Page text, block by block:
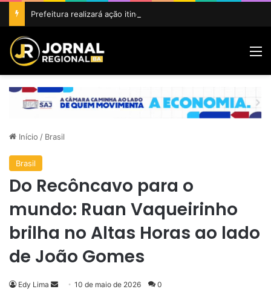
Início / Brasil
Brasil
Do Recôncavo para o
mundo: Ruan Vaqueirinho
brilha no Altas Horas ao lado
de João Gomes
Edy Lima
Mande10 de maio de 2026 0